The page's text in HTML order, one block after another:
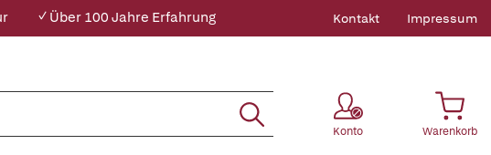
✓ Über 100 Jahre Erfahrung Kontakt Impressum
Konto Warenkorb